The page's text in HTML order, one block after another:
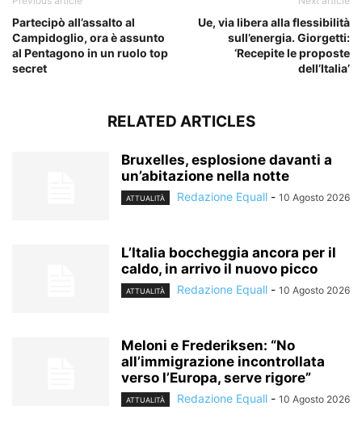
Partecipò all’assalto al
Campidoglio, ora è assunto
al Pentagono in un ruolo top
secret
Ue, via libera alla flessibilità
sull’energia. Giorgetti:
‘Recepite le proposte
dell’Italia’
RELATED ARTICLES
Bruxelles, esplosione davanti a
un’abitazione nella notte
ATTUALITÀ Redazione Equall - 10 Agosto 2026
L’Italia boccheggia ancora per il
caldo, in arrivo il nuovo picco
ATTUALITÀ Redazione Equall - 10 Agosto 2026
Meloni e Frederiksen: “No
all’immigrazione incontrollata
verso l’Europa, serve rigore”
ATTUALITÀ Redazione Equall - 10 Agosto 2026